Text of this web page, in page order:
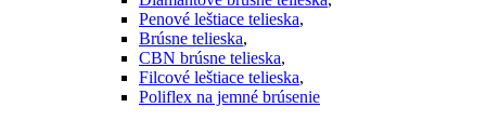
Penové leštiace telieska,
Brúsne telieska,
CBN brúsne telieska,
Filcové leštiace telieska,
Poliflex na jemné brúsenie